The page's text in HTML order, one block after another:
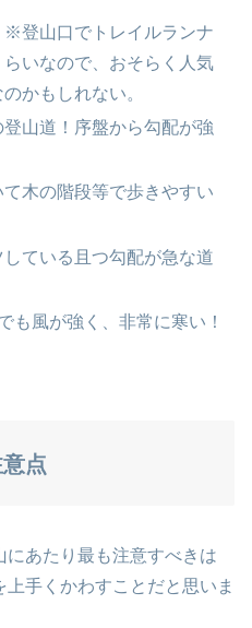
※登山口でトレイルランナ
いなので、おそらく人気
かもしれない。
山道！序盤から勾配が強
木の階段等で歩きやすい
ている且つ勾配が急な道
も風が強く、非常に寒い！
点
あたり最も注意すべきは
上手くかわすことだと思いま